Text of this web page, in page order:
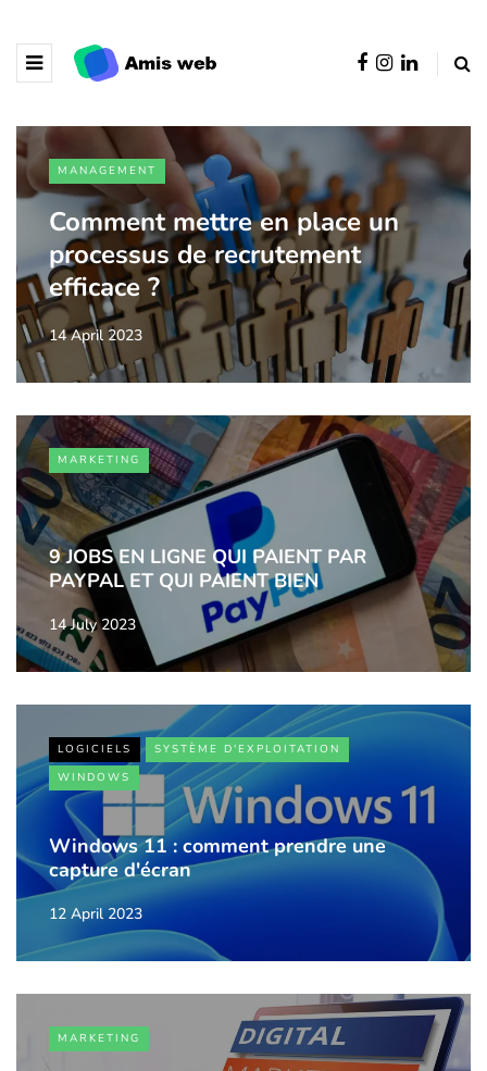
MANAGEMENT
Comment mettre en place un
processus de recrutement
efficace ?
14 April 2023
MARKETING
9 JOBS EN LIGNE QUI PAIENT PAR
PAYPAL ET QUI PAIENT BIEN
14 July 2023
LOGICIELS
SYSTÈME D'EXPLOITATION
WINDOWS
Windows 11 : comment prendre une
capture d'écran
12 April 2023
MARKETING